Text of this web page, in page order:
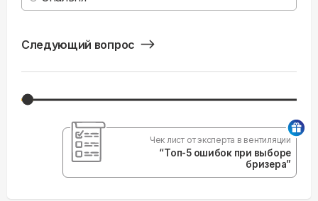
Следующий вопрос
Чек лист от эксперта в вентиляции
“Топ-5 ошибок при выборе
бризера”